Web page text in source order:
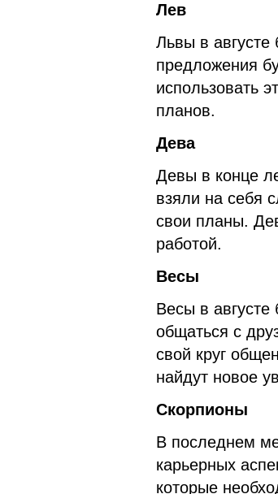
Лев
Львы в августе
предложения
использовать
планов.
Дева
Девы в конце
взяли на себя
свои планы.
работой.
Весы
Весы в августе
общаться с
свой круг
найдут новое
Скорпионы
В последнем
карьерных
которые